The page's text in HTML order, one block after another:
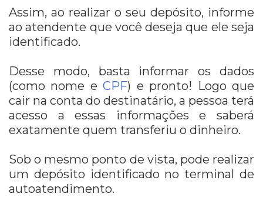
Assim, ao realizar o seu depósito, informe
ao atendente que você deseja que ele seja
identificado.
Desse modo, basta informar os dados
(como nome eCPF) e pronto! Logo que
cair na conta do destinatário, a pessoa terá
acesso a essas informações e saberá
exatamente quem transferiu o dinheiro.
Sob o mesmo ponto de vista, pode realizar
um depósito identificado no terminal de
autoatendimento.